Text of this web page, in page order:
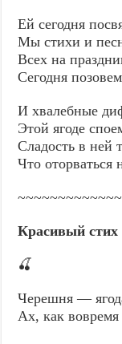
Ей сегодня
Мы стихи и
Всех на
Сегодня
И хвалебные
Этой ягоде
Сладость в ней
Что
Красивый
🍒
Черешня —
Ах, как вовремя